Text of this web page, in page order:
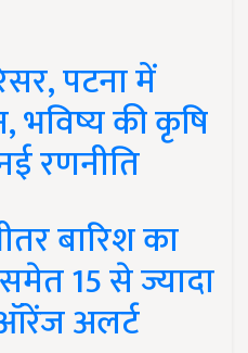
पटना में
भविष्य की कृषि
रणनीति
बारिश का
15 से ज्यादा
अलर्ट